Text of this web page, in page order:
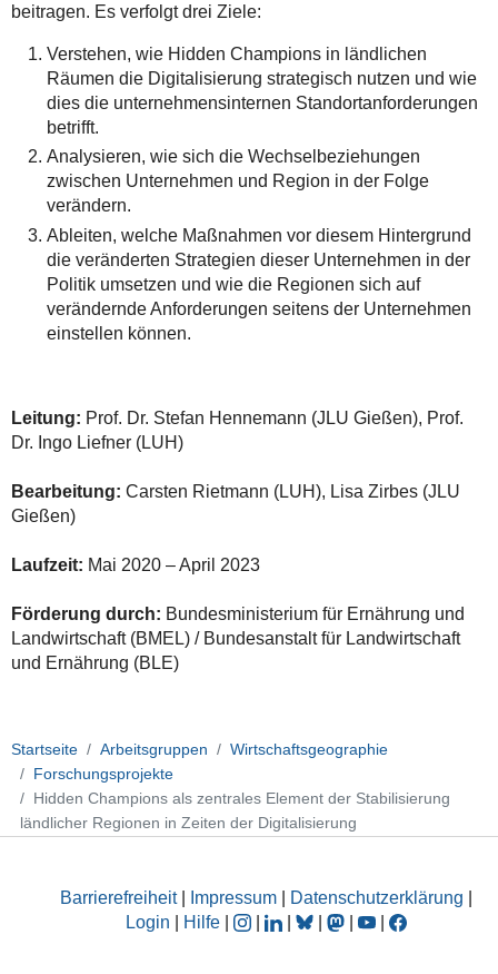
beitragen. Es verfolgt drei Ziele:
Verstehen, wie Hidden Champions in ländlichen
Räumen die Digitalisierung strategisch nutzen und wie
dies die unternehmensinternen Standortanforderungen
betrifft.
Analysieren, wie sich die Wechselbeziehungen
zwischen Unternehmen und Region in der Folge
verändern.
Ableiten, welche Maßnahmen vor diesem Hintergrund
die veränderten Strategien dieser Unternehmen in der
Politik umsetzen und wie die Regionen sich auf
verändernde Anforderungen seitens der Unternehmen
einstellen können.
Leitung: Prof. Dr. Stefan Hennemann (JLU Gießen), Prof.
Dr. Ingo Liefner (LUH)
Bearbeitung: Carsten Rietmann (LUH), Lisa Zirbes (JLU
Gießen)
Laufzeit: Mai 2020 – April 2023
Förderung durch: Bundesministerium für Ernährung und
Landwirtschaft (BMEL) / Bundesanstalt für Landwirtschaft
und Ernährung (BLE)
Startseite Arbeitsgruppen
Wirtschaftsgeographie
Forschungsprojekte
Hidden Champions als zentrales Element der Stabilisierung
ländlicher Regionen in Zeiten der Digitalisierung
Barrierefreiheit| Impressum Datenschutzerklärung
Login
Hilfe